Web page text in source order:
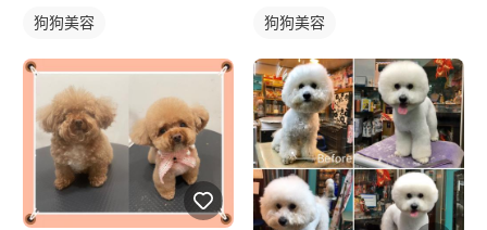
狗狗美容 狗狗美容